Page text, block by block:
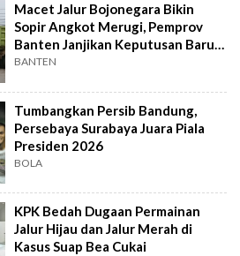
Macet Jalur Bojonegara Bikin
Sopir Angkot Merugi, Pemprov
Banten Janjikan Keputusan Baru 4
Hari Lagi
BANTEN
Tumbangkan Persib Bandung,
Persebaya Surabaya Juara Piala
Presiden 2026
BOLA
KPK Bedah Dugaan Permainan
Jalur Hijau dan Jalur Merah di
Kasus Suap Bea Cukai